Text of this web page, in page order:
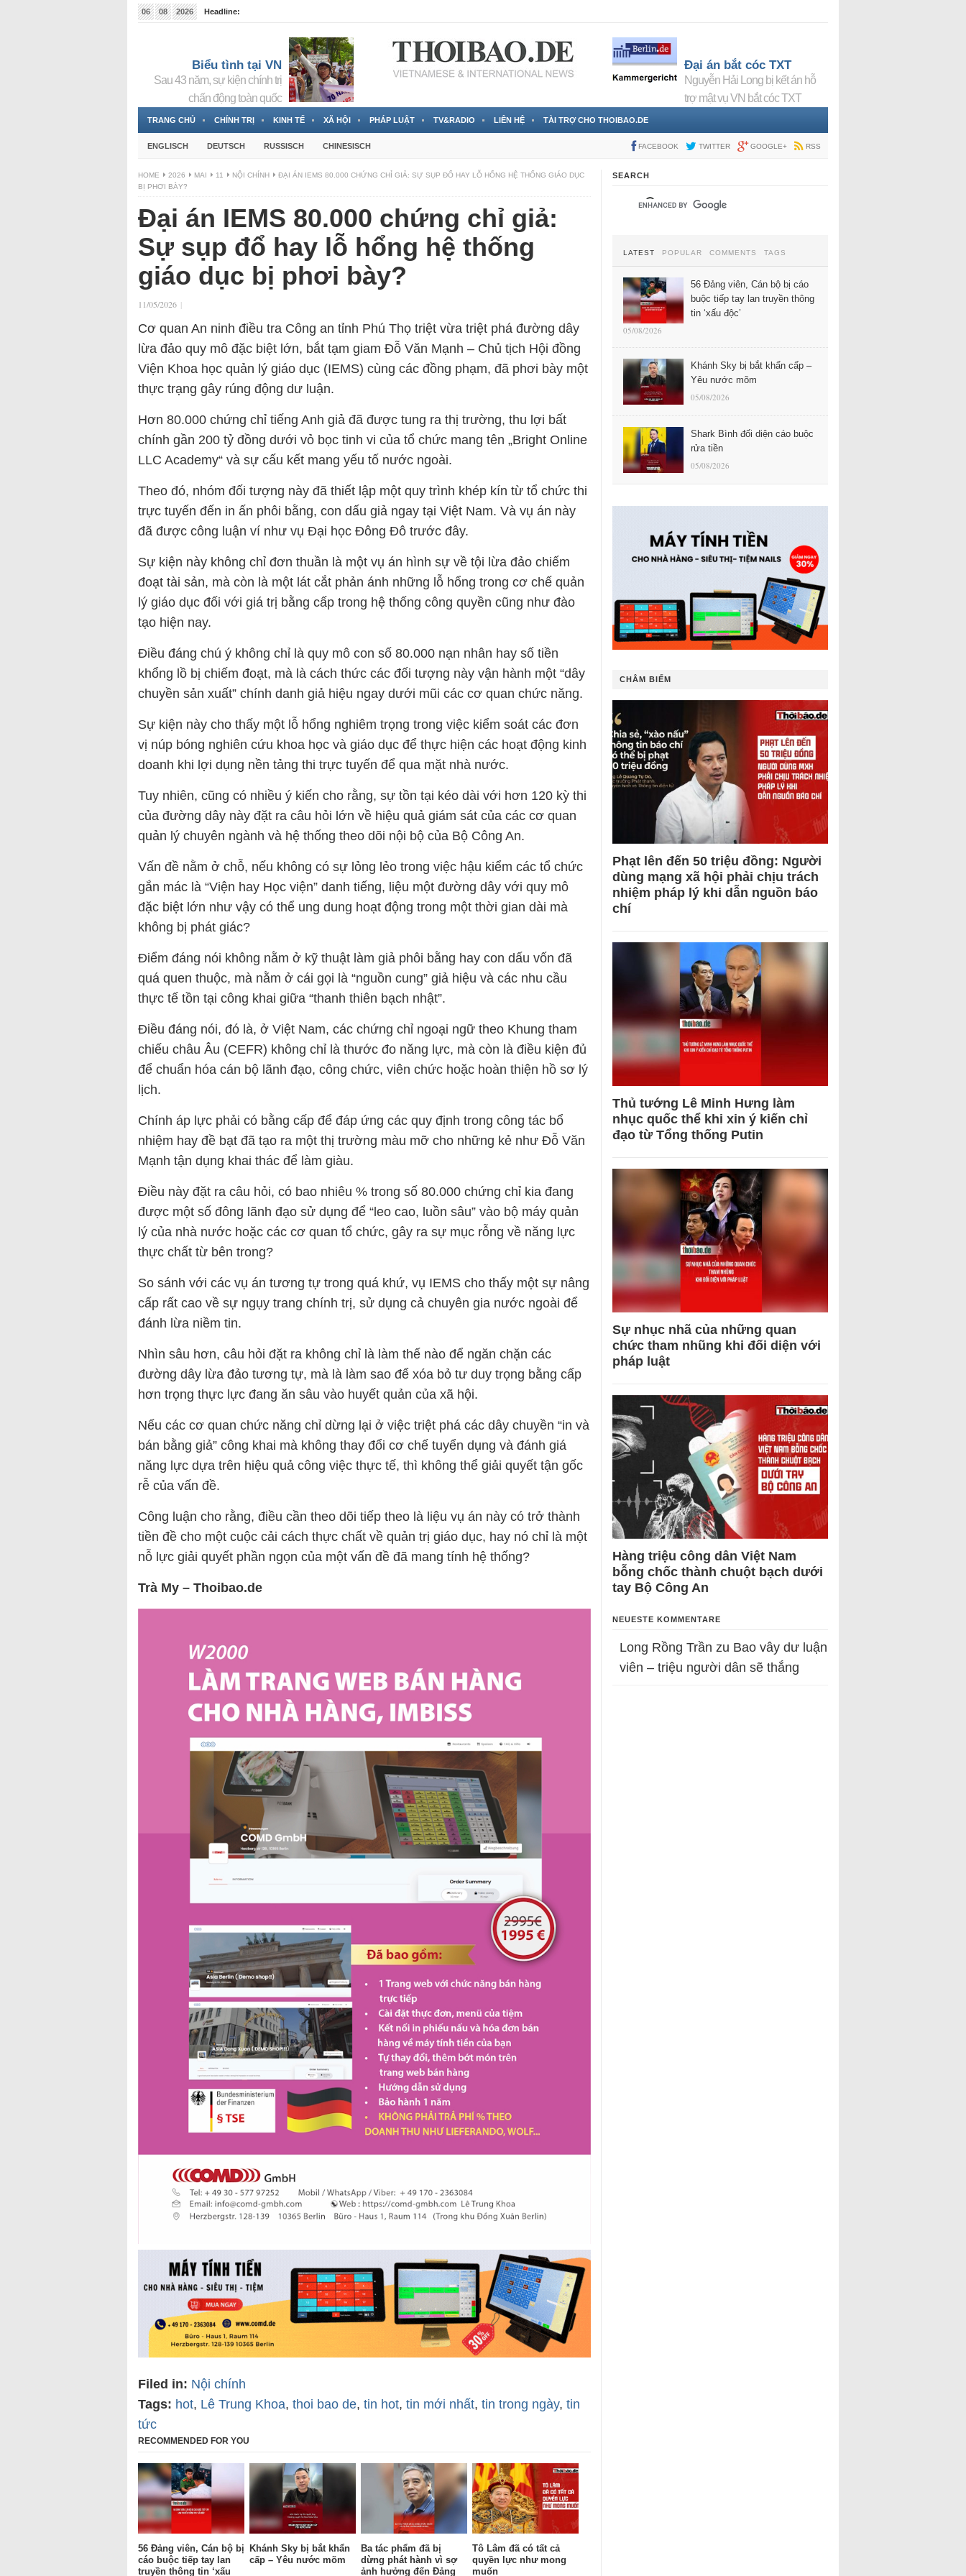
06 08 2026
Headline:
Biểu tình tại VN
Sau 43 năm, sự kiện chính trị
chấn động toàn quốc
Đại án bắt cóc TXT
Nguyễn Hải Long bị kết án hỗ
trợ mật vụ VN bắt cóc TXT
TRANG CHỦ CHÍNH TRỊ KINH TẾ XÃ HỘI PHÁP LUẬT TV&RADIO LIÊN HỆ TÀI TRỢ CHO THOIBAO.DE
ENGLISCH DEUTSCH RUSSISCH CHINESISCH FACEBOOK TWITTER GOOGLE+ RSS
HOME 2026 MAI 11 NỘI CHÍNH
ĐẠI ÁN IEMS 80.000 CHỨNG CHỈ GIẢ: SỰ SỤP ĐỔ HAY LỖ HỔNG HỆ THỐNG GIÁO DỤC
BỊ PHƠI BÀY?
Đại án IEMS 80.000 chứng chỉ giả:
Sự sụp đổ hay lỗ hổng hệ thống
giáo dục bị phơi bày?
11/05/2026 |
Cơ quan An ninh điều tra Công an tỉnh Phú Thọ triệt vừa triệt phá đường dây
lừa đảo quy mô đặc biệt lớn, bắt tạm giam Đỗ Văn Mạnh – Chủ tịch Hội đồng
Viện Khoa học quản lý giáo dục (IEMS) cùng các đồng phạm, đã phơi bày một
thực trạng gây rúng động dư luận.
Hơn 80.000 chứng chỉ tiếng Anh giả đã được tung ra thị trường, thu lợi bất
chính gần 200 tỷ đồng dưới vỏ bọc tinh vi của tổ chức mang tên „Bright Online
LLC Academy“ và sự cấu kết mang yếu tố nước ngoài.
Theo đó, nhóm đối tượng này đã thiết lập một quy trình khép kín từ tổ chức thi
trực tuyến đến in ấn phôi bằng, con dấu giả ngay tại Việt Nam. Và vụ án này
đã được công luận ví như vụ Đại học Đông Đô trước đây.
Sự kiện này không chỉ đơn thuần là một vụ án hình sự về tội lừa đảo chiếm
đoạt tài sản, mà còn là một lát cắt phản ánh những lỗ hổng trong cơ chế quản
lý giáo dục đối với giá trị bằng cấp trong hệ thống công quyền cũng như đào
tạo hiện nay.
Điều đáng chú ý không chỉ là quy mô con số 80.000 nạn nhân hay số tiền
khổng lồ bị chiếm đoạt, mà là cách thức các đối tượng này vận hành một “dây
chuyền sản xuất” chính danh giả hiệu ngay dưới mũi các cơ quan chức năng.
Sự kiện này cho thấy một lỗ hổng nghiêm trọng trong việc kiểm soát các đơn
vị núp bóng nghiên cứu khoa học và giáo dục để thực hiện các hoạt động kinh
doanh khi lợi dụng nền tảng thi trực tuyến để qua mặt nhà nước.
Tuy nhiên, cũng có nhiều ý kiến cho rằng, sự tồn tại kéo dài với hơn 120 kỳ thi
của đường dây này đặt ra câu hỏi lớn về hiệu quả giám sát của các cơ quan
quản lý chuyên ngành và hệ thống theo dõi nội bộ của Bộ Công An.
Vấn đề nằm ở chỗ, nếu không có sự lỏng lẻo trong việc hậu kiểm các tổ chức
gắn mác là “Viện hay Học viện” danh tiếng, liệu một đường dây với quy mô
đặc biệt lớn như vậy có thể ung dung hoạt động trong một thời gian dài mà
không bị phát giác?
Điểm đáng nói không nằm ở kỹ thuật làm giả phôi bằng hay con dấu vốn đã
quá quen thuộc, mà nằm ở cái gọi là “nguồn cung” giả hiệu và các nhu cầu
thực tế tồn tại công khai giữa “thanh thiên bạch nhật”.
Điều đáng nói, đó là, ở Việt Nam, các chứng chỉ ngoại ngữ theo Khung tham
chiếu châu Âu (CEFR) không chỉ là thước đo năng lực, mà còn là điều kiện đủ
để chuẩn hóa cán bộ lãnh đạo, công chức, viên chức hoặc hoàn thiện hồ sơ lý
lịch.
Chính áp lực phải có bằng cấp để đáp ứng các quy định trong công tác bổ
nhiệm hay đề bạt đã tạo ra một thị trường màu mỡ cho những kẻ như Đỗ Văn
Mạnh tận dụng khai thác để làm giàu.
Điều này đặt ra câu hỏi, có bao nhiêu % trong số 80.000 chứng chỉ kia đang
được một số đông lãnh đạo sử dụng để “leo cao, luồn sâu” vào bộ máy quản
lý của nhà nước hoặc các cơ quan tổ chức, gây ra sự mục rỗng về năng lực
thực chất từ bên trong?
So sánh với các vụ án tương tự trong quá khứ, vụ IEMS cho thấy một sự nâng
cấp rất cao về sự ngụy trang chính trị, sử dụng cả chuyên gia nước ngoài để
đánh lừa niềm tin.
Nhìn sâu hơn, câu hỏi đặt ra không chỉ là làm thế nào để ngăn chặn các
đường dây lừa đảo tương tự, mà là làm sao để xóa bỏ tư duy trọng bằng cấp
hơn trọng thực lực đang ăn sâu vào huyết quản của xã hội.
Nếu các cơ quan chức năng chỉ dừng lại ở việc triệt phá các dây chuyền “in và
bán bằng giả” công khai mà không thay đổi cơ chế tuyển dụng và đánh giá
năng lực dựa trên hiệu quả công việc thực tế, thì không thể giải quyết tận gốc
rễ của vấn đề.
Công luận cho rằng, điều cần theo dõi tiếp theo là liệu vụ án này có trở thành
tiền đề cho một cuộc cải cách thực chất về quản trị giáo dục, hay nó chỉ là một
nỗ lực giải quyết phần ngọn của một vấn đề đã mang tính hệ thống?
Trà My – Thoibao.de
Filed in: Nội chính
Tags: hot, Lê Trung Khoa, thoi bao de, tin hot, tin mới nhất, tin trong ngày, tin
tức
RECOMMENDED FOR YOU
56 Đảng viên, Cán bộ bị
cáo buộc tiếp tay lan
truyền thông tin ‘xấu
Khánh Sky bị bắt khẩn
cấp – Yêu nước mõm
Ba tác phẩm đã bị
dừng phát hành vì sợ
ảnh hưởng đến Đảng
Tô Lâm đã có tất cả
quyền lực như mong
muốn
SEARCH
LATEST POPULAR COMMENTS TAGS
56 Đảng viên, Cán bộ bị cáo
buộc tiếp tay lan truyền thông
tin ‘xấu độc’
05/08/2026
Khánh Sky bị bắt khẩn cấp –
Yêu nước mõm
05/08/2026
Shark Bình đối diện cáo buộc
rửa tiền
05/08/2026
CHÂM BIẾM
Phạt lên đến 50 triệu đồng: Người
dùng mạng xã hội phải chịu trách
nhiệm pháp lý khi dẫn nguồn báo
chí
Thủ tướng Lê Minh Hưng làm
nhục quốc thể khi xin ý kiến chỉ
đạo từ Tổng thống Putin
Sự nhục nhã của những quan
chức tham nhũng khi đối diện với
pháp luật
Hàng triệu công dân Việt Nam
bỗng chốc thành chuột bạch dưới
tay Bộ Công An
NEUESTE KOMMENTARE
Long Rồng Trần zu Bao vây dư luận
viên – triệu người dân sẽ thắng